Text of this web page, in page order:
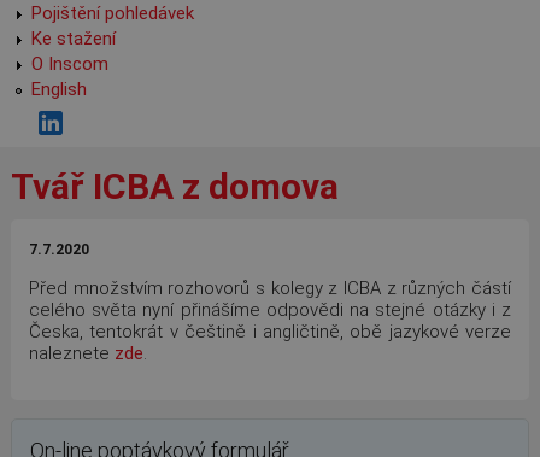
Pojištění pohledávek
Ke stažení
O Inscom
English
Tvář ICBA z domova
7.7.2020
Před množstvím rozhovorů s kolegy z ICBA z různých částí
celého světa nyní přinášíme odpovědi na stejné otázky i z
Česka, tentokrát v češtině i angličtině, obě jazykové verze
naleznete zde
On-line poptávkový formulář